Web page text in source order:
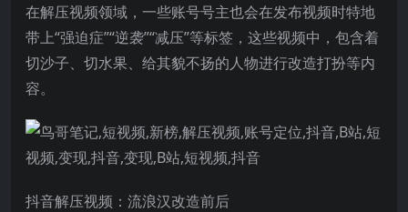
在解压视频领域，一些账号号主也会在发布视频时特地
带上“强迫症”“逆袭”“减压”等标签，这些视频中，包含着
切沙子、切水果、给其貌不扬的人物进行改造打扮等内
容。
抖音解压视频：流浪汉改造前后